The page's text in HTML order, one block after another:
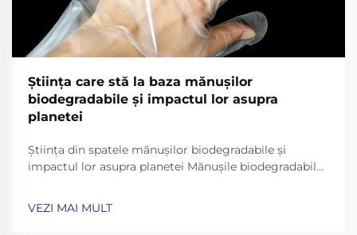
Ştiinţa care stă la baza mănuşilor
biodegradabile şi impactul lor asupra
planetei
Știința din spatele mănușilor biodegradabile și
impactul lor asupra planetei Mănușile biodegradabile
știința din spatele materialelor și descompunerii lor. -
VEZI MAI MULT